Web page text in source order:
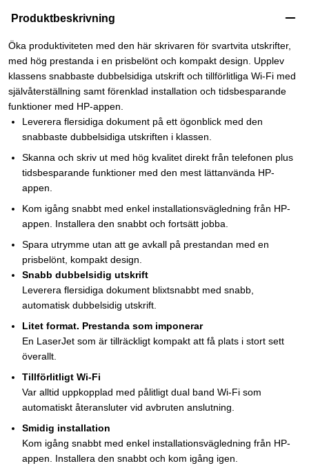
Produktbeskrivning
Öka produktiviteten med den här skrivaren för svartvita utskrifter,
med hög prestanda i en prisbelönt och kompakt design. Upplev
klassens snabbaste dubbelsidiga utskrift och tillförlitliga Wi-Fi med
självåterställning samt förenklad installation och tidsbesparande
funktioner med HP-appen.
Leverera flersidiga dokument på ett ögonblick med den
snabbaste dubbelsidiga utskriften i klassen.
Skanna och skriv ut med hög kvalitet direkt från telefonen plus
tidsbesparande funktioner med den mest lättanvända HP-
appen.
Kom igång snabbt med enkel installationsvägledning från HP-
appen. Installera den snabbt och fortsätt jobba.
Spara utrymme utan att ge avkall på prestandan med en
prisbelönt, kompakt design.
Snabb dubbelsidig utskrift
Leverera flersidiga dokument blixtsnabbt med snabb,
automatisk dubbelsidig utskrift.
Litet format. Prestanda som imponerar
En LaserJet som är tillräckligt kompakt att få plats i stort sett
överallt.
Tillförlitligt Wi-Fi
Var alltid uppkopplad med pålitligt dual band Wi-Fi som
automatiskt återansluter vid avbruten anslutning.
Smidig installation
Kom igång snabbt med enkel installationsvägledning från HP-
appen. Installera den snabbt och kom igång igen.